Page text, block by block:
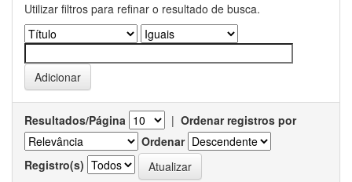
Utilizar filtros para refinar o resultado de busca.
Resultados/Página | Ordenar registros por
Ordenar
Registro(s)